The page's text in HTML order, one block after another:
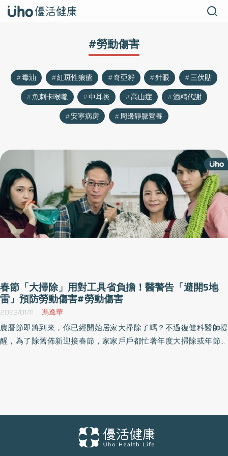
#勞動傷害
毒油 紅斑性狼瘡 奇亞籽 針眼
三伏貼
魚刺卡喉嚨
中耳炎 高山症
酒精代謝
安寧病房
周邊靜脈營養
春節「大掃除」用對工具省負擔！醫警告「避開5地
雷」預防勞動傷害#勞動傷害
2023/01/11 馮逸華
農曆節即將到來，你已經開始居家大掃除了嗎？不過復健科醫師提
醒，為了除舊佈新迎接春節，家家戶戶都忙著年度大掃除或年節吃